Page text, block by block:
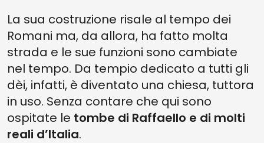
La sua costruzione risale al tempo dei
Romani ma, da allora, ha fatto molta
strada e le sue funzioni sono cambiate
nel tempo. Da tempio dedicato a tutti gli
dèi, infatti, è diventato una chiesa, tuttora
in uso. Senza contare che qui sono
ospitate le tombe di Raffaello e di molti
reali d’Italia.